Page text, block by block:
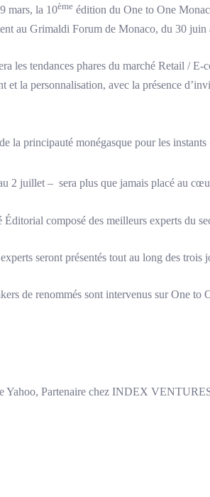
mars, la 10ème édition du One to One
au Grimaldi Forum de Monaco, du 30
les tendances phares du marché Retail /
et la personnalisation, avec la présence
la principauté monégasque pour les instants
2 juillet – sera plus que jamais placé au
composé des meilleurs experts du
seront présentés tout au long des trois
de renommés sont intervenus sur One to
Partenaire chez INDEX VENTURES